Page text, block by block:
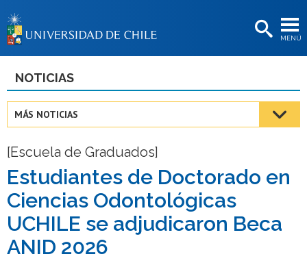
MENÚ
BIBLIOTECAS
Estudiantes
Académicas/os
Funcionarias/os
Egresadas/os
NOTICIAS
MÁS NOTICIAS
[Escuela de Graduados]
Estudiantes de Doctorado en
Ciencias Odontológicas
UCHILE se adjudicaron Beca
ANID 2026